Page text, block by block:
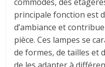
principale fonction est
d’ambiance et
pièce. Ces lampes se
de formes, de tailles et